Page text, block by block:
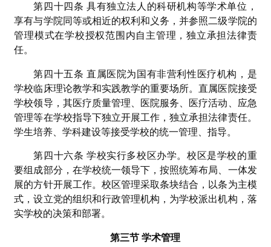
第四十四条 具有独立法人的科研机构等学术单位，
享有与学院同等或相近的权利和义务，并参照二级学院的
管理模式在学校授权范围内自主管理，独立承担法律责
任。
第四十五条 直属医院为国有非营利性医疗机构，是
学校临床理论教学和实践教学的重要场所。直属医院接受
学校领导，其医疗质量管理、医院服务、医疗活动、应急
管理等在学校指导下独立开展工作，独立承担法律责任。
学生培养、学科建设等接受学校的统一管理、指导。
第四十六条 学校实行多校区办学。校区是学校的重
要组成部分，在学校统一领导下，按照统筹布局、一体发
展的方针开展工作。校区管理采取条块结合，以条为主模
式，设立党的组织和行政管理机构，为学校派出机构，落
实学校的决策和部署。
第三节 学术管理